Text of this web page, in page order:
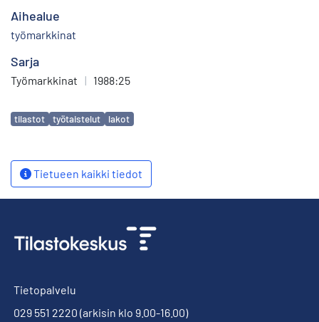
Aihealue
työmarkkinat
Sarja
Työmarkkinat | 1988:25
Avainsanat
tilastot työtaistelut lakot
Tietueen kaikki tiedot
Tietopalvelu
029 551 2220 (arkisin klo 9.00-16.00)